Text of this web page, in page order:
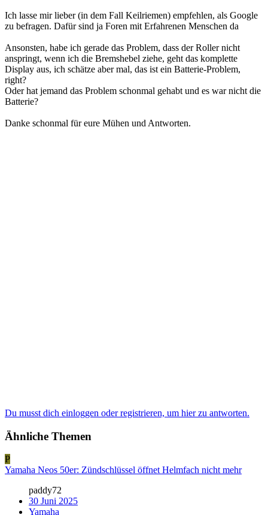
Ich lasse mir lieber (in dem Fall Keilriemen) empfehlen, als Google
zu befragen. Dafür sind ja Foren mit Erfahrenen Menschen da
Ansonsten, habe ich gerade das Problem, dass der Roller nicht
anspringt, wenn ich die Bremshebel ziehe, geht das komplette
Display aus, ich schätze aber mal, das ist ein Batterie-Problem,
right?
Oder hat jemand das Problem schonmal gehabt und es war nicht die
Batterie?
Danke schonmal für eure Mühen und Antworten.
Du musst dich einloggen oder registrieren, um hier zu antworten.
Ähnliche Themen
P
Yamaha Neos 50er: Zündschlüssel öffnet Helmfach nicht mehr
paddy72
30 Juni 2025
Yamaha